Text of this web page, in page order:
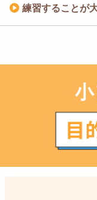
練習することが